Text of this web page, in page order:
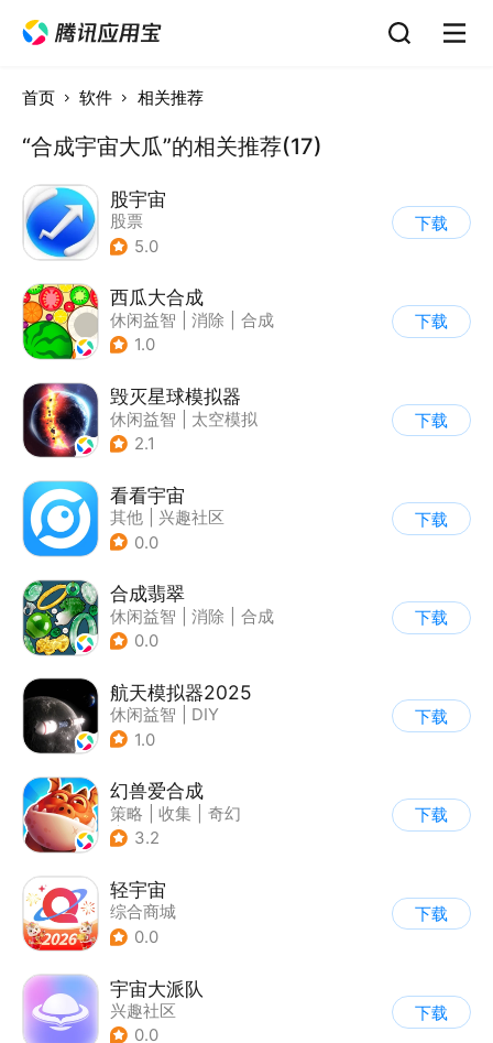
首页 软件 相关推荐
“合成宇宙大瓜”的相关推荐(17)
股宇宙
股票
5.0
下载
西瓜大合成
休闲益智 消除
合成
1.0
下载
毁灭星球模拟器
休闲益智
太空模拟
| 太空
2.1
下载
看看宇宙
其他
兴趣社区
0.0
下载
合成翡翠
休闲益智 消除
合成
0.0
下载
航天模拟器2025
休闲益智
DIY
1.0
下载
幻兽爱合成
策略 收集
奇幻
| 卡通
3.2
下载
轻宇宙
综合商城
0.0
下载
宇宙大派队
兴趣社区
0.0
下载